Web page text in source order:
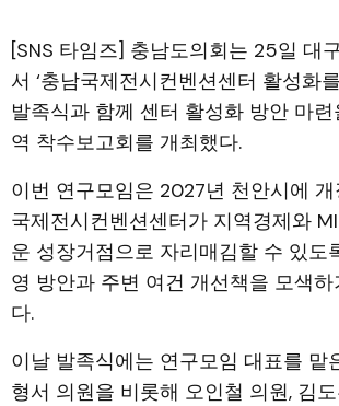
[SNS 타임즈] 충남도의회는 25일 대
서 ‘충남국제전시컨벤션센터 활성화
발족식과 함께 센터 활성화 방안 마
역 착수보고회를 개최했다.
이번 연구모임은 2027년 천안시에
국제전시컨벤션센터가 지역경제와
운 성장거점으로 자리매김할 수 있도
영 방안과 주변 여건 개선책을 모색
다.
이날 발족식에는 연구모임 대표를 맡
형서 의원을 비롯해 오인철 의원, 김